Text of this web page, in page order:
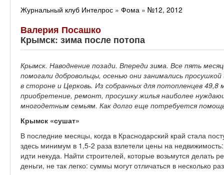
Журнальный клуб Интелрос » Фома » №12, 2012
Валерия Посашко
Крымск: зима после потопа
Крымск. Наводнение позади. Впереди зима. Все пять
помогали добровольцы, осенью они занимались
в стороне и Церковь. Из собранных для потопленцев 49,8
приобретение, ремонт, просушку жилья наиболее
многодетным семьям. Как долго еще потребуется
Крымск «сушат»
В последние месяцы, когда в Краснодарский край стала
здесь минимум в 1,5-2 раза взлетели цены на
идти некуда. Найти строителей, которые возьмутся делать
деньги, не так легко: суммы могут отличаться в несколько